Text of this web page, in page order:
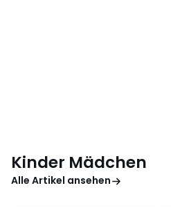
Kinder Mädchen
Alle Artikel ansehen